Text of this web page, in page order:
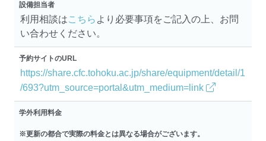
設備担当者
利用相談はこちら より必要事項をご記入の上、お問
い合わせください。
予約サイトのURL
https://share.cfc.tohoku.ac.jp/share/equipment/detail/1
/693?utm_source=portal&utm_medium=link
学外利用料金
※更新の都合で実際の料金とは異なる場合がございます。